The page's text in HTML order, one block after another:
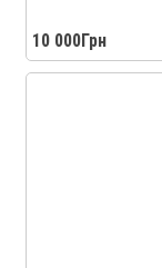
10 000Грн